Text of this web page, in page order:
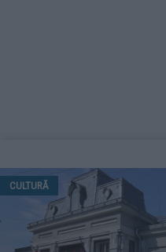
CULTURĂ